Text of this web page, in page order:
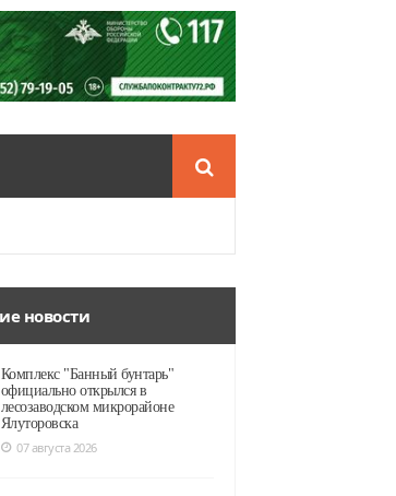
новости
Комплекс "Банный бунтарь"
официально открылся в
лесозаводском микрорайоне
Ялуторовска
07 августа 2026